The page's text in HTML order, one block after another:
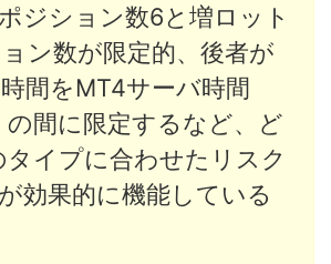
ジション数6と増ロット
ン数が限定的、後者が
間をMT4サーバ時間
間に限定するなど、ど
タイプに合わせたリスク
効果的に機能している